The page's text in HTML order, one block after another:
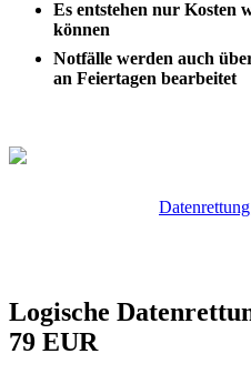
Es entstehen nur Kosten
können
Notfälle werden auch
an Feiertagen bearbeitet
Logische
79 EUR